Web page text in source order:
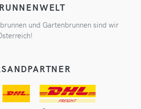
und Gartenbrunnen sind wir